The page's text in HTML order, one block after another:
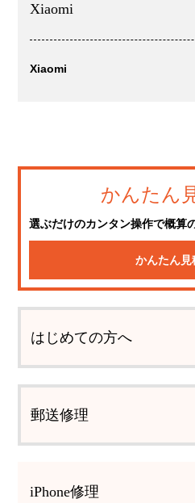
Xiaomi
Xiaomi
かんたん
選ぶだけのカンタン操作で概算
かんたん見
はじめての方へ
郵送修理
iPhone修理